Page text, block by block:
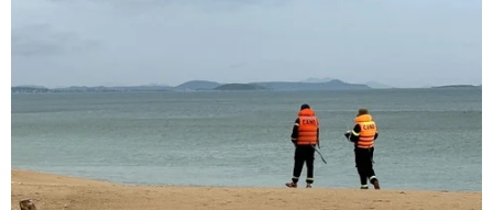
Theo dõi VietnamPlus